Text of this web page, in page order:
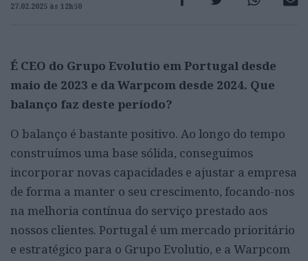
27.02.2025 às 12h50
É CEO do Grupo Evolutio em Portugal desde
maio de 2023 e da Warpcom desde 2024. Que
balanço faz deste período?
O balanço é bastante positivo. Ao longo do tempo
construímos uma base sólida, conseguimos
incorporar novas capacidades e ajustar a empresa
de forma a manter o seu crescimento, focando-nos
na melhoria contínua do serviço prestado aos
nossos clientes. Portugal é um mercado prioritário
e estratégico para o Grupo Evolutio, e a Warpcom